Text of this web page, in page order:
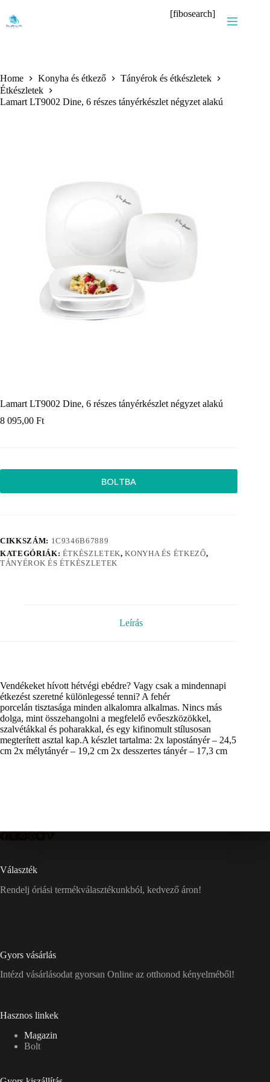
content
[fibosearch]
Home Konyha és étkező
Tányérok és étkészletek
Étkészletek
Lamart LT9002 Dine, 6 részes tányérkészlet négyzet alakú
Lamart LT9002 Dine, 6 részes tányérkészlet négyzet alakú
8 095,00 Ft
BOLTBA
CIKKSZÁM: 1C9346B67889
KATEGÓRIÁK: ÉTKÉSZLETEK,KONYHA ÉS ÉTKEZŐ,
TÁNYÉROK ÉS ÉTKÉSZLETEK
Leírás
Vendékeket hívott hétvégi ebédre? Vagy csak a mindennapi
étkezést szeretné különlegessé tenni? A fehér
porcelán tisztasága minden alkalomra alkalmas. Nincs más
dolga, mint összehangolni a megfelelő evőeszközökkel,
szalvétákkal és poharakkal, és egy kifinomult stílusosan
megterített asztal kap.A készlet tartalma: 2x lapostányér – 24,5
cm 2x mélytányér – 19,2 cm 2x desszertes tányér – 17,3 cm
Választék
Rendelj óriási termékválasztékunkból, kedvező áron!
Gyors vásárlás
Intézd vásárlásodat gyorsan Online az otthonod kényelméből!
Hasznos linkek
Magazin
Bolt